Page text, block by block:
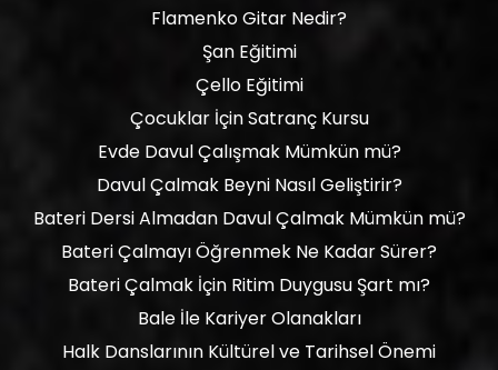
Flamenko Gitar Nedir?
Şan Eğitimi
Çello Eğitimi
Çocuklar İçin Satranç Kursu
Evde Davul Çalışmak Mümkün mü?
Davul Çalmak Beyni Nasıl Geliştirir?
Bateri Dersi Almadan Davul Çalmak Mümkün mü?
Bateri Çalmayı Öğrenmek Ne Kadar Sürer?
Bateri Çalmak İçin Ritim Duygusu Şart mı?
Bale İle Kariyer Olanakları
Halk Danslarının Kültürel ve Tarihsel Önemi